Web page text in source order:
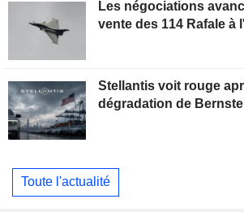
Les négociations
vente des 114 Rafale à
Stellantis voit rouge
dégradation de
Toute l'actualité